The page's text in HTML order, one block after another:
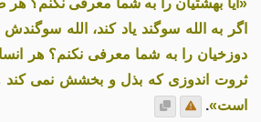
«آيا بهشتيان را به شما معرفی نکنم؟
اگر به الله سوگند ياد کند، الله
دوزخيان را به شما معرفی نکنم؟ هر
ثروت اندوزی که بذل و بخشش نمی کند
است».